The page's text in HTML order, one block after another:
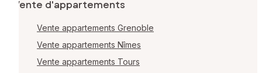
Vente d'appartements
Vente appartements Grenoble
Vente appartements Nîmes
Vente appartements Tours